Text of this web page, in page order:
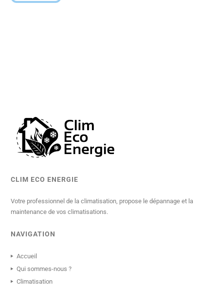
CLIM ECO ENERGIE
Votre professionnel de la climatisation, propose le dépannage et la
maintenance de vos climatisations.
NAVIGATION
Accueil
Qui sommes-nous ?
Climatisation